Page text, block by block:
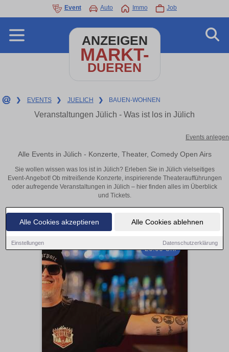
Alle Cookies akzeptieren Alle Cookies ablehnen
Einstellungen Datenschutzerklärung
Event Auto Immo Job
ANZEIGEN
MARKT-
DUEREN
❯ EVENTS ❯ JUELICH ❯ BAUEN-WOHNEN
Veranstaltungen Jülich - Was ist los in Jülich
Events anlegen
Alle Events in Jülich - Konzerte, Theater, Comedy Open Airs
Sie wollen wissen was los ist in Jülich? Erleben Sie in Jülich vielseitiges
Event-Angebot! Ob mitreißende Konzerte, inspirierende Theateraufführungen
oder aufregende Veranstaltungen in Jülich – hier finden alles im Überblick
und Tickets.
20:00 Uhr